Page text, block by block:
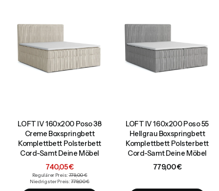
LOFT IV 160x200 Poso 38
Creme Boxspringbett
Komplettbett Polsterbett
Cord-Samt Deine Möbel
Aktionspreis
740,05 €
Regulärer Preis: 779,00 €
Niedrigster Preis: 779,00 €
LOFT IV 160x200 Poso 55
Hellgrau Boxspringbett
Komplettbett Polsterbett
Cord-Samt Deine Möbel
Preis
779,00 €